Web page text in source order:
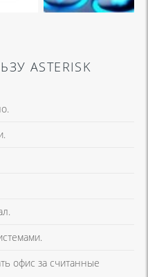
ASTERISK
офис за считанные